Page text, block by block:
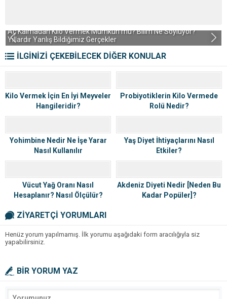
Aç Kalmadan Kilo Vermek Mümkün mü? Bilim Ne Söylüyor?
Yıllardır Yanlış Bildiğimiz Gerçekler
İLGİNİZİ ÇEKEBİLECEK DİĞER KONULAR
Kilo Vermek İçin En İyi Meyveler
Hangileridir?
Probiyotiklerin Kilo Vermede
Rolü Nedir?
Yohimbine Nedir Ne İşe Yarar
Nasıl Kullanılır
Yaş Diyet İhtiyaçlarını Nasıl
Etkiler?
Vücut Yağ Oranı Nasıl
Hesaplanır? Nasıl Ölçülür?
Akdeniz Diyeti Nedir [Neden Bu
Kadar Popüler]?
ZİYARETÇİ YORUMLARI
Henüz yorum yapılmamış. İlk yorumu aşağıdaki form aracılığıyla siz
yapabilirsiniz.
BİR YORUM YAZ